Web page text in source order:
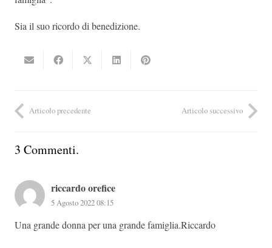
Sia il suo ricordo di benedizione.
Articolo precedente Articolo successivo
3 Commenti.
riccardo orefice
5 Agosto 2022 08:15
Una grande donna per una grande famiglia.Riccardo